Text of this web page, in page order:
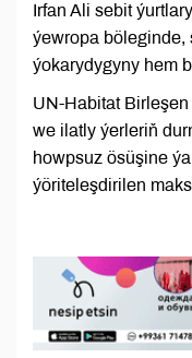
Irfan Ali sebit
ýewropa böleginde,
ýokarydygyny hem
UN-Habitat
we ilatly ýerleriň
howpsuz ösüşine
ýöriteleşdirilen